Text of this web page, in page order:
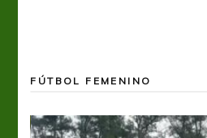
FÚTBOL FEMENINO